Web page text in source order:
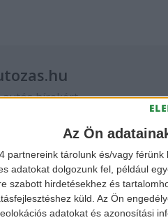
Az Ön
partnereink tárolunk és/vagy
adatokat dolgozunk fel, például
szabott hirdetésekhez és
küld. Az Ön
adatokat és azonosítási
hírekért,
minket a